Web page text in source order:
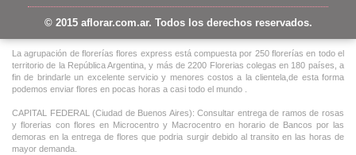
© 2015 aflorar.com.ar. Todos los derechos reservados.
La agrupación de florerías flores express está compuesta por 250 florerías en todo el
territorio de la República Argentina, y más de 2200 Florerias colegas en 180 países, a
fin de brindarle un excelente servicio y menores costos a la clientela,de esta forma
podemos enviar flores en pocas horas a casi todo el mundo .
CAPITAL FEDERAL (Ciudad de Buenos Aires): Consultar entrega de ramos de rosas
y florerias con flores en Microcentro y Macrocentro en horario de Bancos por las
demoras en la entrega de flores que podria surgir debido al transito en las horas de
mayor demanda.